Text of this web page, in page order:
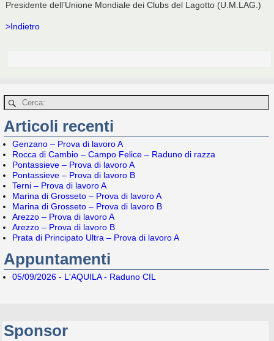
Presidente dell’Unione Mondiale dei Clubs del Lagotto (U.M.LAG.)
>Indietro
Articoli recenti
Genzano – Prova di lavoro A
Rocca di Cambio – Campo Felice – Raduno di razza
Pontassieve – Prova di lavoro A
Pontassieve – Prova di lavoro B
Terni – Prova di lavoro A
Marina di Grosseto – Prova di lavoro A
Marina di Grosseto – Prova di lavoro B
Arezzo – Prova di lavoro A
Arezzo – Prova di lavoro B
Prata di Principato Ultra – Prova di lavoro A
Appuntamenti
05/09/2026 - L'AQUILA - Raduno CIL
Sponsor